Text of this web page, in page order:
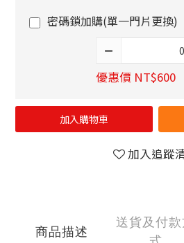
密碼鎖加購(單一門片更換)
優惠價 NT$600
加入購物車
加入追蹤
商品描述
送貨及付